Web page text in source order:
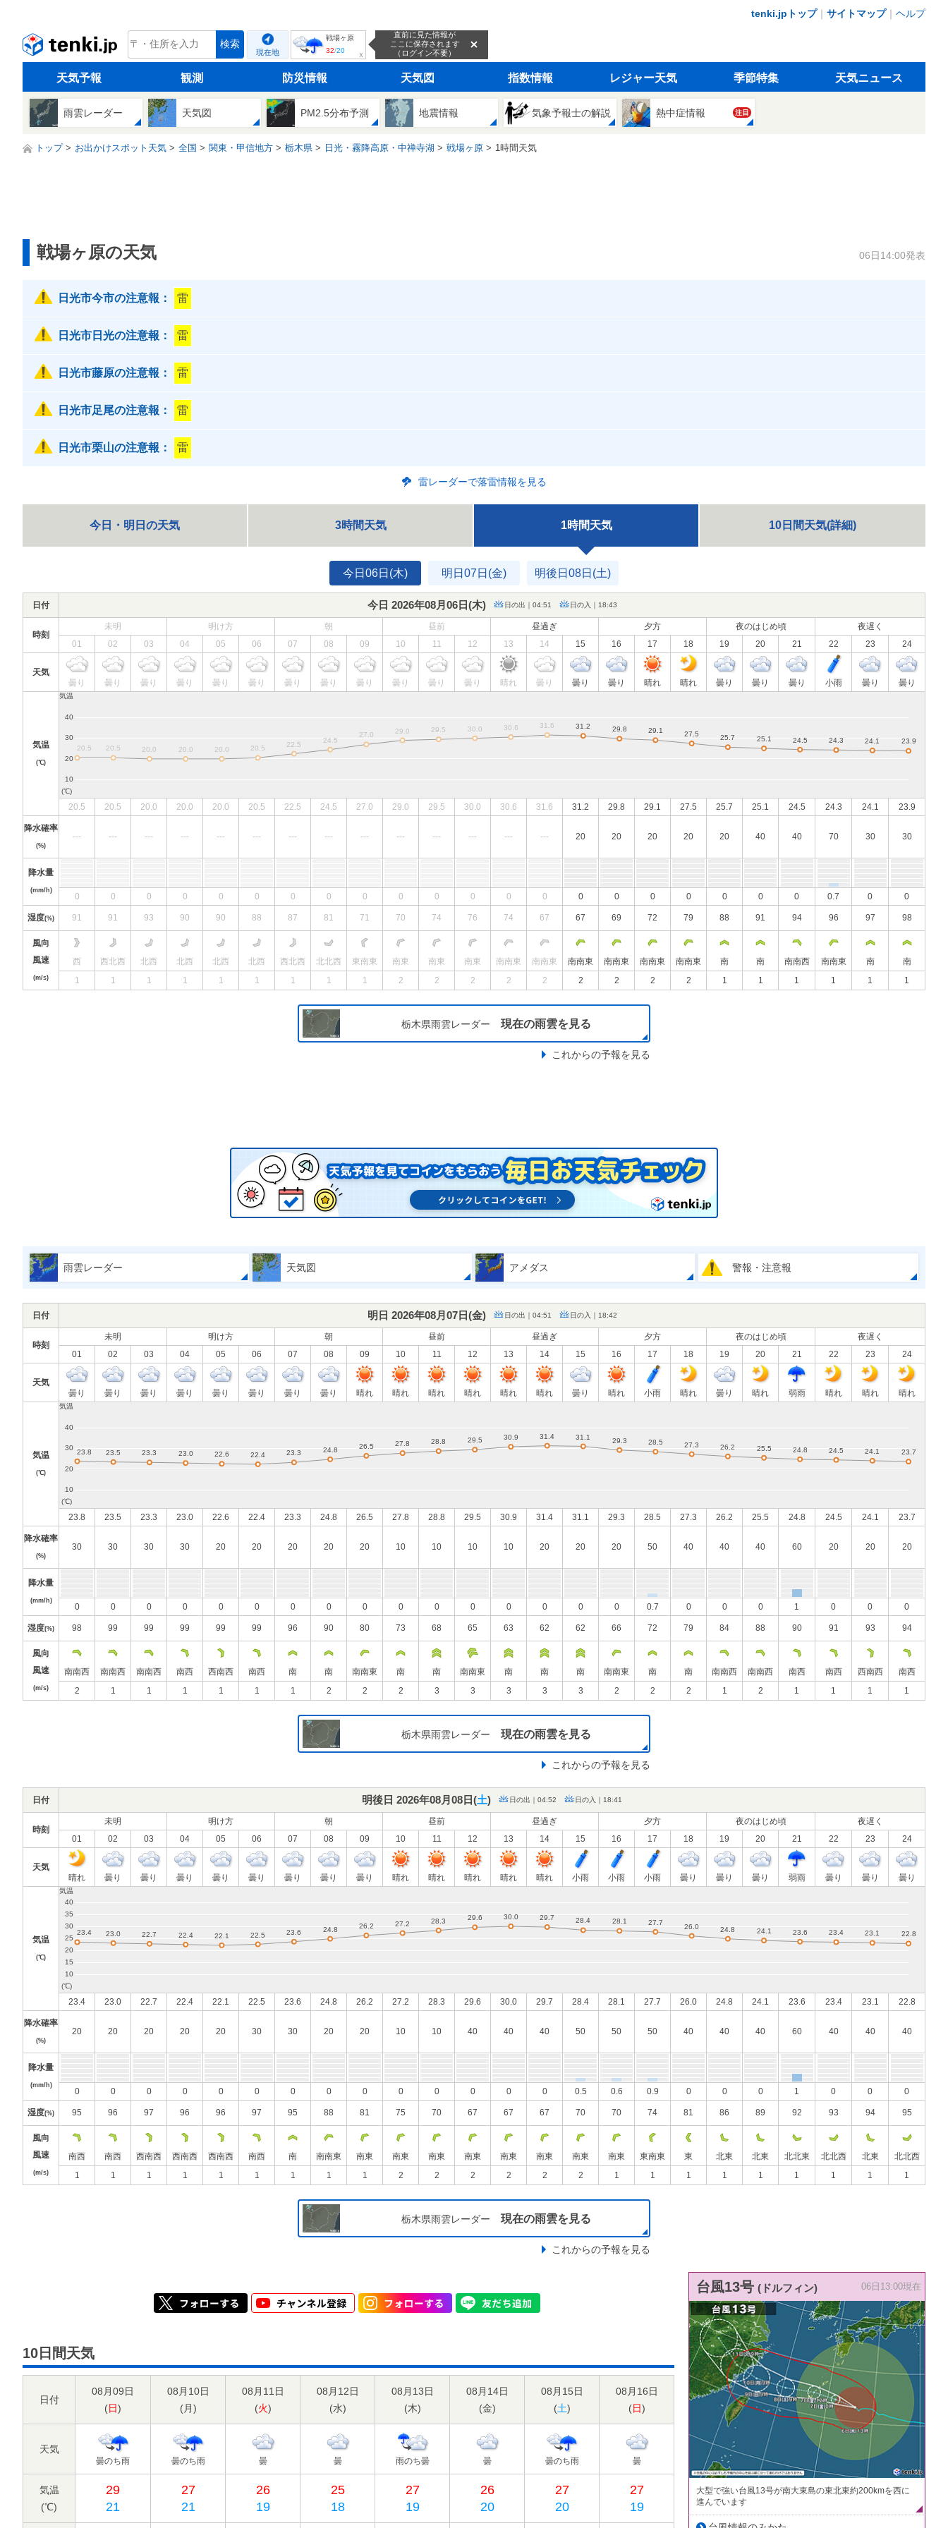
tenki.jpトップ｜ サイトマップ｜ ヘルプ
tenki.jp 検索
現在地
戦場ヶ原
32/20 ｘ
直前に見た情報が
ここに保存されます
（ログイン不要）
天気予報 観測 防災情報 天気図 指数情報 レジャー天気 季節特集 天気ニュース
雨雲レーダー 天気図 PM2.5分布予測 地震情報 気象予報士の解説 熱中症情報 注目
トップ お出かけスポット天気 全国 関東・甲信地方 栃木県 日光・霧降高原・中禅寺湖 戦場ヶ原 1時間天気
戦場ヶ原の天気 06日14:00発表
日光市今市の注意報： 雷
日光市日光の注意報： 雷
日光市藤原の注意報： 雷
日光市足尾の注意報： 雷
日光市栗山の注意報： 雷
雷レーダーで落雷情報を見る
今日・明日の天気 3時間天気 1時間天気 10日間天気(詳細)
今日06日(木) 明日07日(金) 明後日08日(土)
日付 今日 2026年08月06日(木) 日の出｜04:51 日の入｜18:43
時刻
未明 明け方 朝 昼前 昼過ぎ 夕方 夜のはじめ頃
夜遅く
01
02 03 04 05 06 07 08 09 10 11 12 13 14 15 16 17 18 19 20 21 22 23 24
天気
曇り
曇り 曇り 曇り 曇り 曇り 曇り 曇り 曇り 曇り 曇り 曇り 晴れ 曇り 曇り 曇り 晴れ 晴れ 曇り 曇り 曇り 小雨 曇り 曇り
気温
(℃)
20.5 20.5 20.0 20.0 20.0 20.5 22.5 24.5 27.0 29.0 29.5 30.0 30.6 31.6 31.2 29.8 29.1 27.5 25.7 25.1 24.5 24.3 24.1 23.9
降水確率
(%)
--- --- --- --- --- --- --- --- --- --- --- --- --- --- 20 20 20 20 20 40 40 70 30 30
降水量
(mm/h)
0 0 0 0 0 0 0 0 0 0 0 0 0 0 0 0 0 0 0 0 0 0.7 0 0
湿度(%) 91 91 93 90 90 88 87 81 71 70 74 76 74 67 67 69 72 79 88 91 94 96 97 98
風向
風速
(m/s)
西 西北西 北西 北西 北西 北西 西北西 北北西 東南東 南東 南東 南東 南南東 南南東 南南東 南南東 南南東 南南東 南 南 南南西 南南東 南
南
1
1 1 1 1 1 1 1 1 2 2 2 2 2 2 2 2 2 1 1 1 1 1 1
栃木県雨雲レーダー 現在の雨雲を見る
これからの予報を見る
雨雲レーダー 天気図 アメダス 警報・注意報
日付 明日 2026年08月07日(金) 日の出｜04:51 日の入｜18:42
時刻
未明 明け方 朝 昼前 昼過ぎ 夕方 夜のはじめ頃
夜遅く
01
02 03 04 05 06 07 08 09 10 11 12 13 14 15 16 17 18 19 20 21 22 23 24
天気
曇り
曇り 曇り 曇り 曇り 曇り 曇り 曇り 晴れ 晴れ 晴れ 晴れ 晴れ 晴れ 曇り 晴れ 小雨 晴れ 曇り 晴れ 弱雨 晴れ 晴れ 晴れ
気温
(℃)
23.8 23.5 23.3 23.0 22.6 22.4 23.3 24.8 26.5 27.8 28.8 29.5 30.9 31.4 31.1 29.3 28.5 27.3 26.2 25.5 24.8 24.5 24.1 23.7
降水確率
(%)
30 30 30 30 20 20 20 20 20 10 10 10 10 20 20 20 50 40 40 40 60 20 20 20
降水量
(mm/h)
0 0 0 0 0 0 0 0 0 0 0 0 0 0 0 0 0.7 0 0 0 1 0 0 0
湿度(%) 98 99 99 99 99 99 96 90 80 73 68 65 63 62 62 66 72 79 84 88 90 91 93 94
風向
風速
(m/s)
南南西 南南西 南南西 南西 西南西 南西 南 南 南南東 南 南 南南東 南 南 南 南南東 南 南 南南西 南南西 南西 南西 西南西
南西
2
1 1 1 1 1 1 2 2 2 3 3 3 3 3 2 2 2 1 2 1 1 1 1
栃木県雨雲レーダー 現在の雨雲を見る
これからの予報を見る
日付 明後日 2026年08月08日(土) 日の出｜04:52 日の入｜18:41
時刻
未明 明け方 朝 昼前 昼過ぎ 夕方 夜のはじめ頃
夜遅く
01
02 03 04 05 06 07 08 09 10 11 12 13 14 15 16 17 18 19 20 21 22 23 24
天気
晴れ
曇り 曇り 曇り 曇り 曇り 曇り 曇り 曇り 晴れ 晴れ 晴れ 晴れ 晴れ 小雨 小雨 小雨 曇り 曇り 曇り 弱雨 曇り 曇り 曇り
気温
(℃)
23.4 23.0 22.7 22.4 22.1 22.5 23.6 24.8 26.2 27.2 28.3 29.6 30.0 29.7 28.4 28.1 27.7 26.0 24.8 24.1 23.6 23.4 23.1 22.8
降水確率
(%)
20 20 20 20 20 30 30 20 20 10 10 40 40 40 50 50 50 40 40 40 60 40 40 40
降水量
(mm/h)
0 0 0 0 0 0 0 0 0 0 0 0 0 0 0.5 0.6 0.9 0 0 0 1 0 0 0
湿度(%) 95 96 97 96 96 97 95 88 81 75 70 67 67 67 70 70 74 81 86 89 92 93 94 95
風向
風速
(m/s)
南西 南西 西南西 西南西 西南西 南西 南 南南東 南東 南東 南東 南東 南東 南東 南東 南東 東南東 東 北東 北東 北北東 北北西 北東
北北西
1
1 1 1 1 1 1 1 1 2 2 2 2 2 2 1 1 1 1 1 1 1 1 1
栃木県雨雲レーダー 現在の雨雲を見る
これからの予報を見る
10日間天気
日付
08月09日
(日)
08月10日
(月)
08月11日
(火)
08月12日
(水)
08月13日
(木)
08月14日
(金)
08月15日
(土)
08月16日
(日)
天気
曇のち雨 曇のち雨 曇 曇 雨のち曇 曇 曇のち雨 曇
気温
(℃)
29
21
27
21
26
19
25
18
27
19
26
20
27
20
27
19
台風13号 (ドルフィン) 06日13:00現在
大型で強い台風13号が南大東島の東北東約200kmを西に
進んでいます